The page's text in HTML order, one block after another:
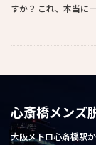
すか？ これ、本当に
心斎橋メンズ
大阪メトロ心斎橋駅